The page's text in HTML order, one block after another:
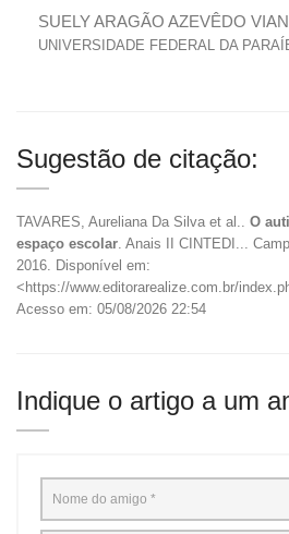
SUELY ARAGÃO AZEVÊDO
UNIVERSIDADE FEDERAL DA
Sugestão de citação:
TAVARES, Aureliana Da Silva et al.. O
espaço escolar . Anais II CINTEDI...
2016. Disponível em:
<https://www.editorarealize.com.br/
Acesso em: 05/08/2026 22:54
Indique o artigo a um